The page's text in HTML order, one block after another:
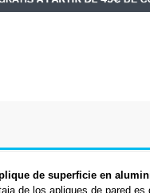
de superficie en
de los apliques de pared es